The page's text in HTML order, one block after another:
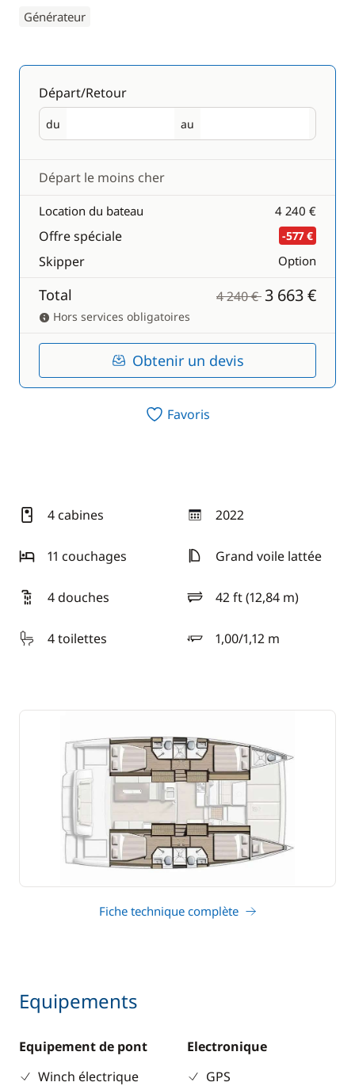
Générateur
Départ/Retour
du
Départ au
Retour
Départ le moins cher
Location du bateau 4 240 €
Offre spéciale -577 €
Skipper Option
Total 4 240 € 3 663 €
Hors services obligatoires
Obtenir un devis
Favoris
4 cabines 2022
année
11 couchages
Grand voile lattée
4 douches 42 ft (12,84 m)
longueur
4 toilettes
1,00/1,12 m
tirant d'eau
Fiche technique complète
Equipements
Equipement de pont
Winch électrique
Electronique
GPS